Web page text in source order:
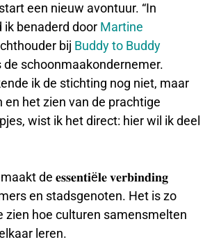
start een nieuw avontuur. “In
benaderd door Martine
bij Buddy to Buddy
de schoonmaakondernemer.
ik de stichting nog niet, maar
en het zien van de prachtige
wist ik het direct: hier wil ik deel
de 𝐞𝐬𝐬𝐞𝐧𝐭𝐢ë𝐥𝐞 𝐯𝐞𝐫𝐛𝐢𝐧𝐝𝐢𝐧𝐠
en stadsgenoten. Het is zo
zien hoe culturen samensmelten
leren.